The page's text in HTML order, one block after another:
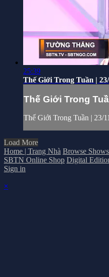
25:39
Thế Giới Trong Tuần | 23/
Thế Giới Trong
Thế Giới Trong Tuần | 23/
Load More
Home | Trang Nhà Browse
SBTN Online Shop Digital
Sign in
×